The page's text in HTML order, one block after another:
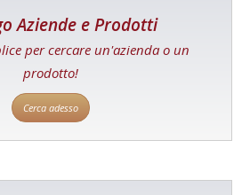
Aziende e Prodotti
per cercare un'azienda o un
prodotto!
Cerca adesso